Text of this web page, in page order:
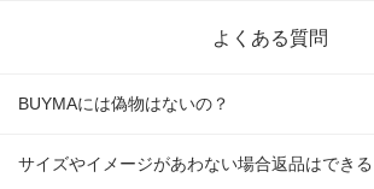
よくある質問
BUYMAには偽物はないの？
サイズやイメージがあわない場合返品はできる